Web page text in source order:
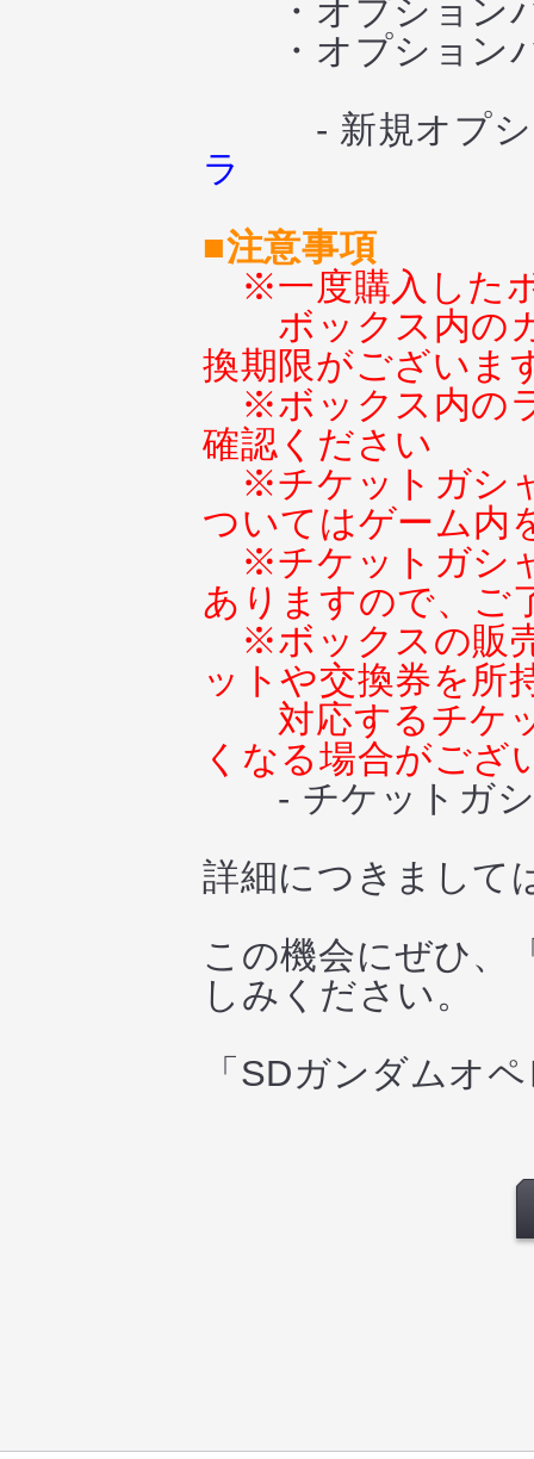
・オプションパ
・オプションパ
- 新規オプショ
ラ
■注意事項
※一度購入した
ボックス内の
換期限がございま
※ボックス内の
確認ください
※チケットガシ
ついてはゲーム内
※チケットガシ
ありますので、ご
※ボックスの販
ットや交換券を所
対応するチケ
くなる場合がござ
- チケットガシ
詳細につきまして
この機会にぜひ、
しみください。
「SDガンダムオ